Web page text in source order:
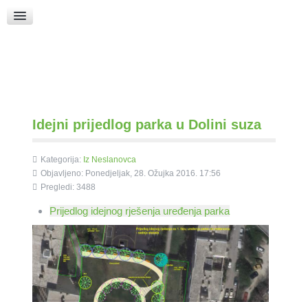
Idejni prijedlog parka u Dolini suza
Kategorija: Iz Neslanovca
Objavljeno: Ponedjeljak, 28. Ožujka 2016. 17:56
Pregledi: 3488
Prijedlog idejnog rješenja uređenja parka